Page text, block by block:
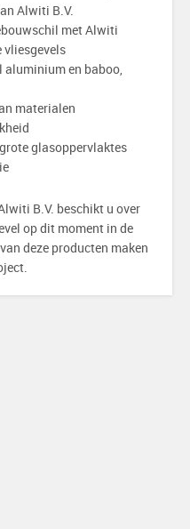
Alwiti B.V.
met Alwiti
vliesgevels
aluminium en baboo,
materialen
glasoppervlaktes
B.V. beschikt u over
op dit moment in de
deze producten maken